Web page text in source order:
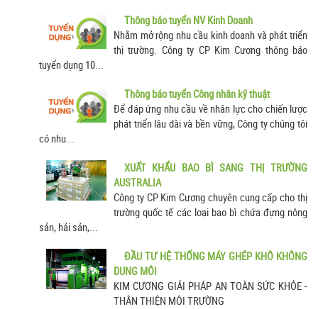
Thông báo tuyển NV Kinh Doanh
Nhằm mở rộng nhu cầu kinh doanh và phát triển
thị trường. Công ty CP Kim Cương thông báo
tuyển dụng 10...
Thông báo tuyển Công nhân kỹ thuật
Để đáp ứng nhu cầu về nhân lực cho chiến lược
phát triển lâu dài và bền vững, Công ty chúng tôi
có nhu...
XUẤT KHẨU BAO BÌ SANG THỊ TRƯỜNG
AUSTRALIA
Công ty CP Kim Cương chuyên cung cấp cho thị
trường quốc tế các loại bao bì chứa đựng nông
sản, hải sản,...
ĐẦU TƯ HỆ THỐNG MÁY GHÉP KHÔ KHÔNG
DUNG MÔI
KIM CƯƠNG GIẢI PHÁP AN TOÀN SỨC KHỎE -
THÂN THIỆN MÔI TRƯỜNG